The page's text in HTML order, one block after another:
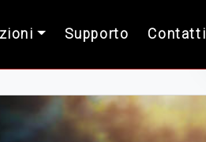
Supporto Contatti